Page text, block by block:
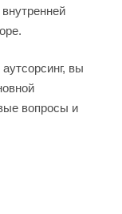
вы
вопросы и